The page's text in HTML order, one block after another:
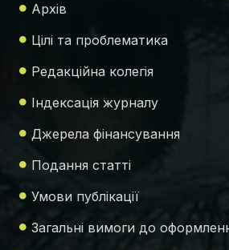
Архів
Цілі та проблематика
Редакційна колегія
Індексація журналу
Джерела фінансування
Подання статті
Умови публікації
Загальні вимоги до